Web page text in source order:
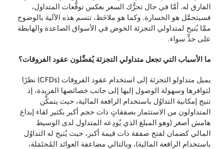
الفارق له. أمَّا في حال تحرُّك السعر بعكس توقُّعات المتداول،
فسيتحمَّل هو الخسارة. وكما هو ملاحَظ، تتسم هذه الآلية بالوضوح
ممَّا يُتيح لمتداولي التجزئة الخوض في الأسواق الصاعدة والهابطة
على حدٍّ سواء.
ما الأسباب التي تجعل متداولي التجزئة يُفضِّلون عقود الفروقات؟
يميل متداولو التجزئة إلى استخدام عقود الفروقات (CFDs) نظرًا
لتوافرها وسهولة الوصول إليها إلى جانب خصائصها الفريدة، إذ
تتيح إمكانية التداوُل باستخدام الرافعة المالية، حيث يتمكَّن
المتداولون من الاستثمار بصفقاتٍ ذات حجم أكبر بكثير لقاء إيداع
هامش أصغر (وهو المبلغ الذي يُودِعه المتداول لدى الوسيط
المالي كضمان لفتح صفقة ذات قيمة أكبر، حيث يُتيح له التداوُل
باستخدام الرافعة المالية)، وبالتالي مضاعفة العوائد المُحتَمَلة،